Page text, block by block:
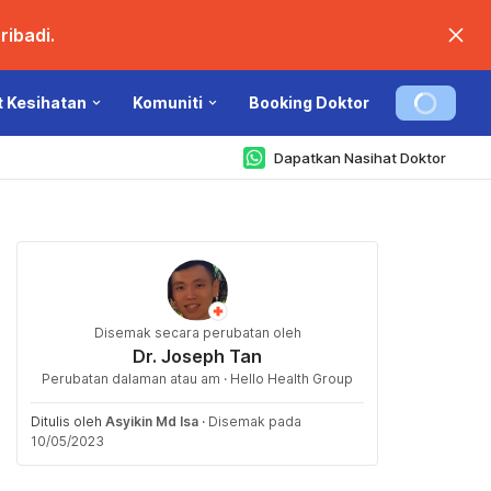
Kesihatan Komuniti Booking Doktor
Dapatkan Nasihat Doktor
Disemak secara perubatan oleh
Dr. Joseph Tan
Perubatan dalaman atau am · Hello Health Group
Ditulis oleh Asyikin Md Isa · Disemak pada
10/05/2023